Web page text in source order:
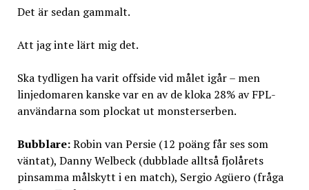
Det är sedan gammalt.
Att jag inte lärt mig det.
Ska tydligen ha varit offside vid målet igår – men
linjedomaren kanske var en av de kloka 28% av FPL-
användarna som plockat ut monsterserben.
Bubblare:Robin van Persie (12 poäng får ses som
väntat), Danny Welbeck (dubblade alltså fjolårets
pinsamma målskytt i en match), Sergio Agüero (fråga